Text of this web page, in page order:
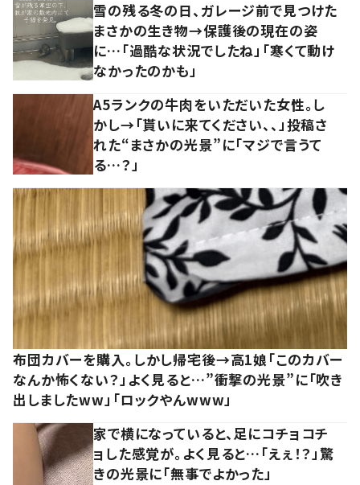
雪の残る冬の日、ガレージ前で見つけた
まさかの生き物→保護後の現在の姿
に…「過酷な状況でしたね」「寒くて動け
なかったのかも」
A5ランクの牛肉をいただいた女性。し
かし→「貰いに来てください、、」投稿さ
れた“まさかの光景”に「マジで言うて
る…？」
布団カバーを購入。しかし帰宅後→高1娘「このカバー
なんか怖くない？」よく見ると…”衝撃の光景”に「吹き
出しましたww」「ロックやんwww」
家で横になっていると、足にコチョコチ
ョした感覚が。よく見ると…「えぇ！？」驚
きの光景に「無事でよかった」